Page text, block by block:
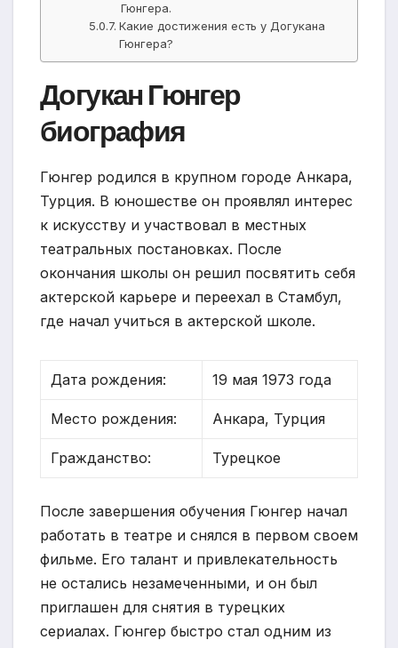
Гюнгера.
Какие достижения есть у Догукана
Гюнгера?
Догукан Гюнгер
биография
Гюнгер родился в крупном городе Анкара,
Турция. В юношестве он проявлял интерес
к искусству и участвовал в местных
театральных постановках. После
окончания школы он решил посвятить себя
актерской карьере и переехал в Стамбул,
где начал учиться в актерской школе.
Дата рождения: 19 мая 1973 года
Место рождения: Анкара, Турция
Гражданство: Турецкое
После завершения обучения Гюнгер начал
работать в театре и снялся в первом своем
фильме. Его талант и привлекательность
не остались незамеченными, и он был
приглашен для снятия в турецких
сериалах. Гюнгер быстро стал одним из